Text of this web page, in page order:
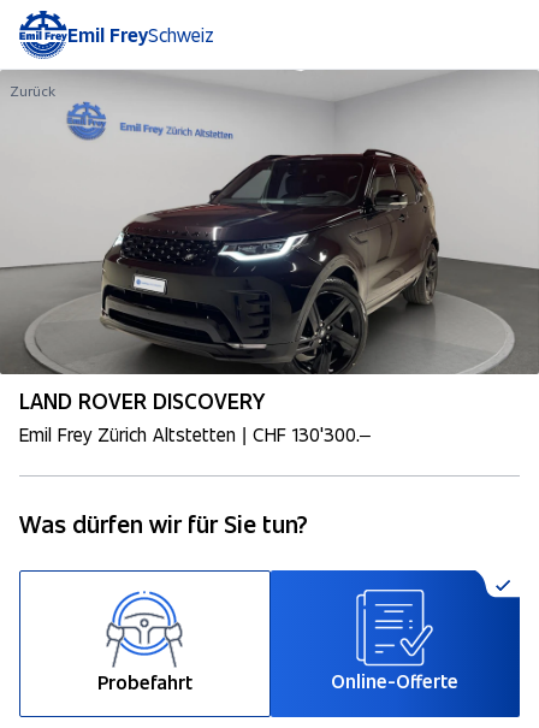
Emil FreySchweiz
Zurück
LAND ROVER DISCOVERY
Emil Frey Zürich Altstetten | CHF 130'300.–
Was dürfen wir für Sie tun?
Probefahrt Online-Offerte